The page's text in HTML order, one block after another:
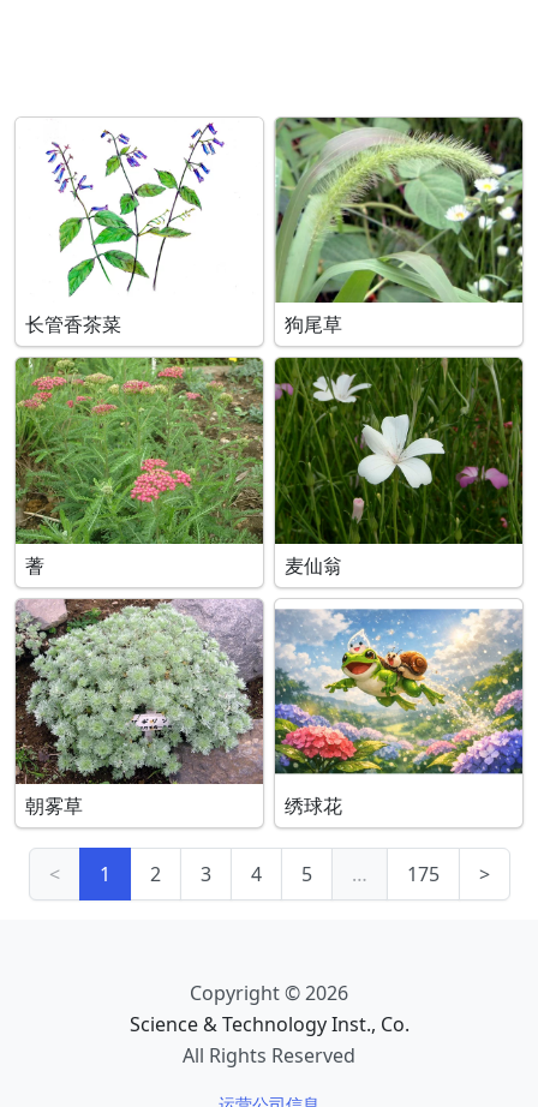
长管香茶菜 狗尾草
蓍 麦仙翁
朝雾草 绣球花
< 1 2 3 4 5 … 175 >
Copyright © 2026
Science & Technology Inst., Co.
All Rights Reserved